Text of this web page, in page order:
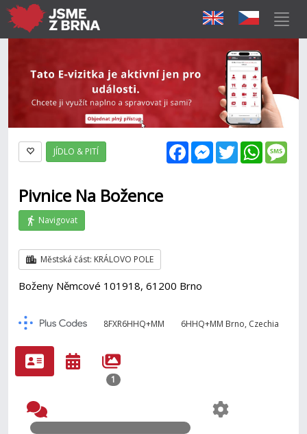
FacebookMessenger
Twitter
JÍDLO & PITÍ
Pivnice Na Božence
Navigovat
Městská část: KRÁLOVO POLE
Boženy Němcové 101918, 61200 Brno
8FXR6HHQ+MM 6HHQ+MM Brno, Czechia
1